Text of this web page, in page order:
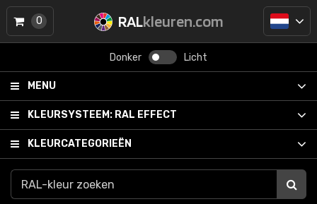
RALkleuren.com
Donker Licht
MENU
KLEURSYSTEEM: RAL EFFECT
KLEURCATEGORIEËN
0